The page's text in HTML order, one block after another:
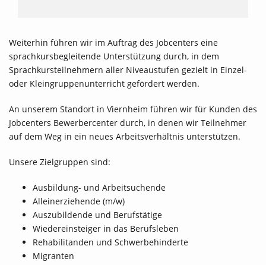
Weiterhin führen wir im Auftrag des Jobcenters eine
sprachkursbegleitende Unterstützung durch, in dem
Sprachkursteilnehmern aller Niveaustufen gezielt in Einzel-
oder Kleingruppenunterricht gefördert werden.
An unserem Standort in Viernheim führen wir für Kunden des
Jobcenters Bewerbercenter durch, in denen wir Teilnehmer
auf dem Weg in ein neues Arbeitsverhältnis unterstützen.
Unsere Zielgruppen sind:
Ausbildung- und Arbeitsuchende
Alleinerziehende (m/w)
Auszubildende und Berufstätige
Wiedereinsteiger in das Berufsleben
Rehabilitanden und Schwerbehinderte
Migranten